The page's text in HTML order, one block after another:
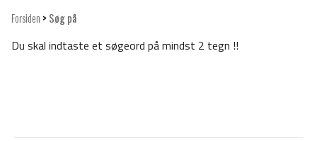
Forsiden > Søg på
Du skal indtaste et søgeord på mindst 2 tegn !!